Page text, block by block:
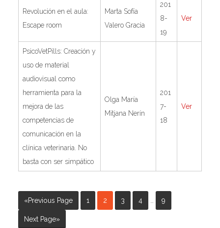
Revolución en el aula:
Escape room
Marta Sofía
Valero Gracia
201
8-
19
Ver
PsicoVetPills: Creación y
uso de material
audiovisual como
herramienta para la
mejora de las
competencias de
comunicación en la
clínica veterinaria. No
basta con ser simpático
Olga María
Mitjana Nerín
201
7-
18
Ver
«Previous Page 1 2 3 4 9
Next Page»